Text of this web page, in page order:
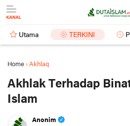
Utama TERKINI
Home › Akhlaq
Akhlak Terhadap
Islam
Anonim